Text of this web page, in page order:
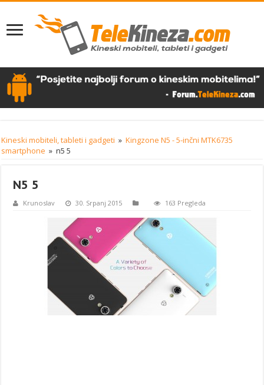
Kineski mobiteli, tableti i gadgeti » Kingzone N5 - 5-inčni MTK6735
smartphone » n5 5
N5 5
Krunoslav 30. Srpanj 2015 163 Pregleda